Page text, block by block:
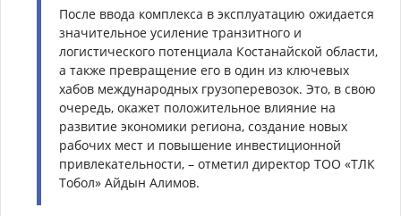
После ввода комплекса в эксплуатацию ожидается
значительное усиление транзитного и
логистического потенциала Костанайской области,
а также превращение его в один из ключевых
хабов международных грузоперевозок. Это, в свою
очередь, окажет положительное влияние на
развитие экономики региона, создание новых
рабочих мест и повышение инвестиционной
привлекательности, – отметил директор ТОО «ТЛК
Тобол» Айдын Алимов.